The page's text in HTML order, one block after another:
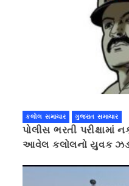
કલોલ સમાચાર ગુજરાત સમાચાર
પોલીસ ભરતી પરીક્ષામાં
આવેલ કલોલનો યુવક